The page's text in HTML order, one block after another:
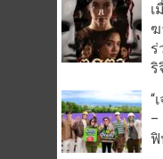
เ
ฆ
ร่
ริ
“
–
ฟิ